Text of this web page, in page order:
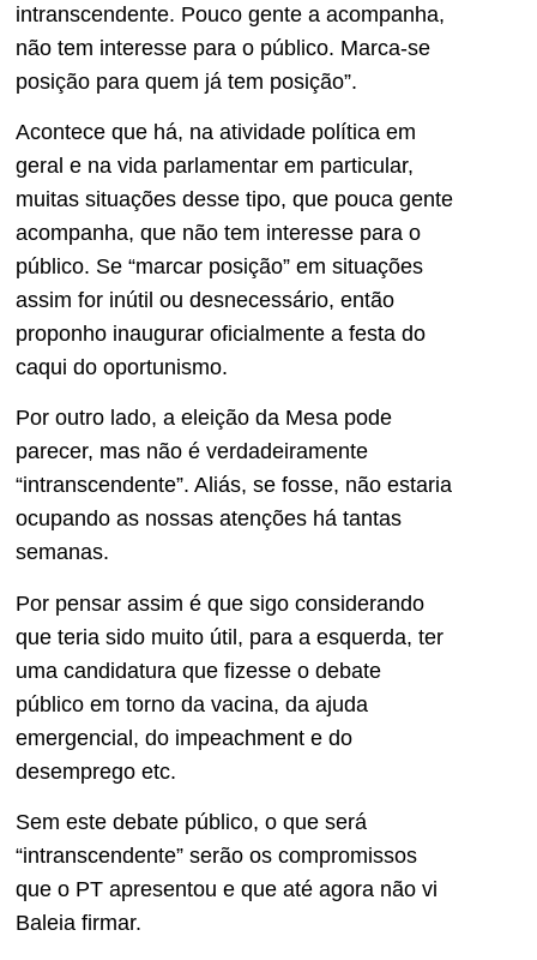
intranscendente. Pouco gente a acompanha,
não tem interesse para o público. Marca-se
posição para quem já tem posição”.
Acontece que há, na atividade política em
geral e na vida parlamentar em particular,
muitas situações desse tipo, que pouca gente
acompanha, que não tem interesse para o
público. Se “marcar posição” em situações
assim for inútil ou desnecessário, então
proponho inaugurar oficialmente a festa do
caqui do oportunismo.
Por outro lado, a eleição da Mesa pode
parecer, mas não é verdadeiramente
“intranscendente”. Aliás, se fosse, não estaria
ocupando as nossas atenções há tantas
semanas.
Por pensar assim é que sigo considerando
que teria sido muito útil, para a esquerda, ter
uma candidatura que fizesse o debate
público em torno da vacina, da ajuda
emergencial, do impeachment e do
desemprego etc.
Sem este debate público, o que será
“intranscendente” serão os compromissos
que o PT apresentou e que até agora não vi
Baleia firmar.